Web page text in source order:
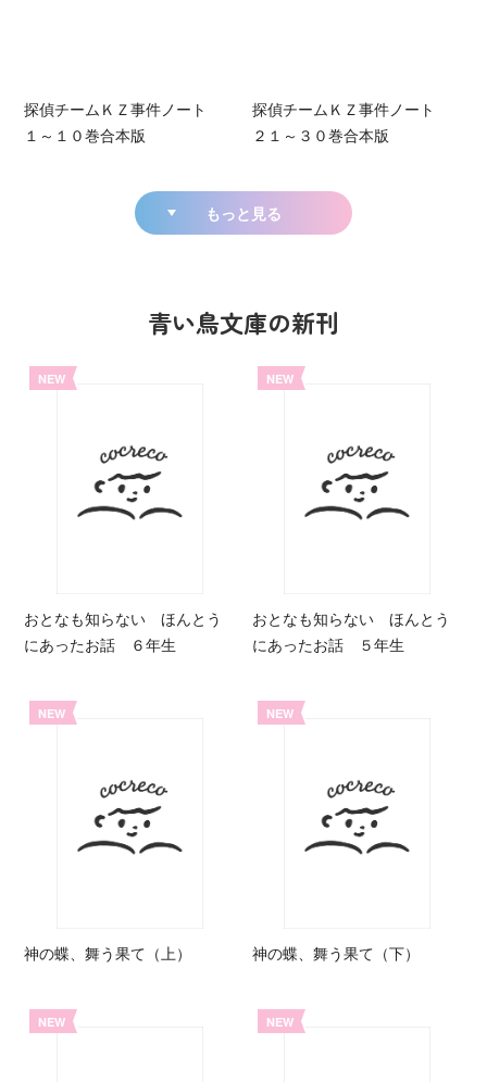
探偵チームＫＺ事件ノート
１～１０巻合本版
探偵チームＫＺ事件ノート
２１～３０巻合本版
もっと見る
青い鳥文庫の新刊
NEW
おとなも知らない ほんとう
にあったお話 ６年生
NEW
おとなも知らない ほんとう
にあったお話 ５年生
NEW
神の蝶、舞う果て（上）
NEW
神の蝶、舞う果て（下）
NEW NEW